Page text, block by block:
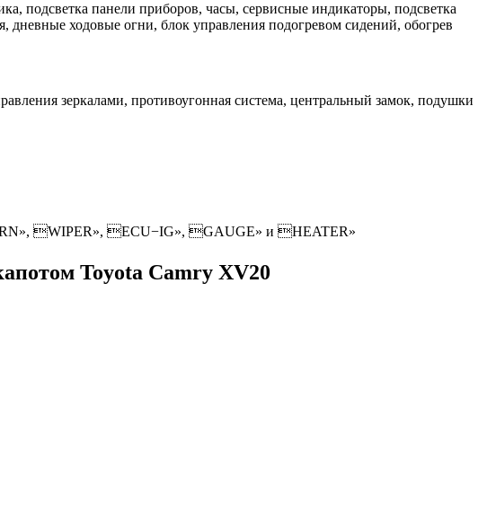
подсветка панели приборов, часы, сервисные индикаторы, подсветка
дневные ходовые огни, блок управления подогревом сидений, обогрев
зеркалами, противоугонная система, центральный замок, подушки
WIPER», ECU−IG», GAUGE» и HEATER»
Toyota Camry XV20